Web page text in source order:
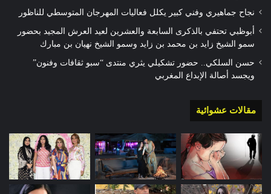
نجاح جماهيري وفني كبير يكلل فعاليات المهرجان المتوسطي للناظور
أبوظبي تحتفي بالذكرى السابعة والعشرين لعيد العرش المجيد بحضور
سمو الشيخ زايد بن محمد بن زايد وسمو الشيخ نهيان بن مبارك
حسن السلكي.. حضور تشكيلي يثري منتدى “سبو ثقافات وفنون”
ويجسد أصالة الإبداع المغربي
مقالات عشوائية